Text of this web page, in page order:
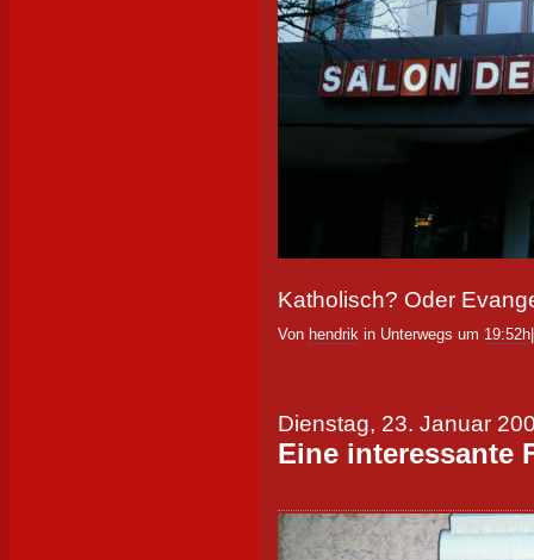
Katholisch? Oder
Von hendrik in Unterwegs um 19:52h
Dienstag, 23. Januar
Eine interessante